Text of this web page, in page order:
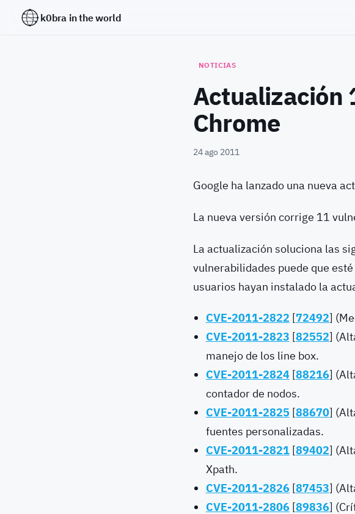
k0bra in the world
NOTICIAS
Actualización
Chrome
24 ago 2011
Google ha lanzado una nueva
La nueva versión corrige 11
La actualización soluciona las
vulnerabilidades puede que
usuarios hayan instalado la
CVE-2011-2822 [72492]
CVE-2011-2823 [82552]
manejo de los line box.
CVE-2011-2824[88216]
contador de nodos.
CVE-2011-2825[88670]
fuentes personalizadas.
CVE-2011-2821[89402]
Xpath.
CVE-2011-2826[87453]
CVE-2011-2806[89836]